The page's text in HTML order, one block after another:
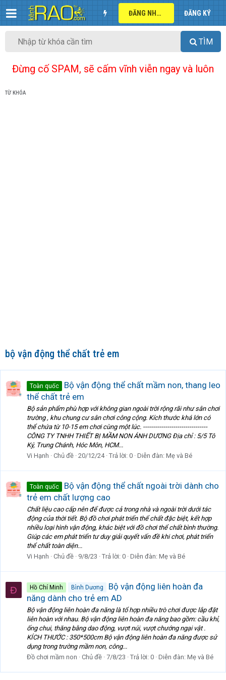
ĐĂNG NHẬP ĐĂNG KÝ
TÌM
Đừng cố SPAM, sẽ cấm vĩnh viễn ngay và luôn
TỪ KHÓA
bộ vận động thể chất trẻ em
Toàn quốc
Bộ vận động thể chất mầm non, thang leo
thể chất trẻ em
Bộ sản phẩm phù hợp với không gian ngoài trời rộng rãi như sân chơi
trường , khu chung cư sân chơi công cộng. Kích thước khá lớn có
thể chứa từ 10-15 em chơi cùng một lúc. --------------------------------
CÔNG TY TNHH THIẾT BỊ MẦM NON ÁNH DƯƠNG Địa chỉ : 5/5 Tô
Ký, Trung Chánh, Hóc Môn, HCM...
Vi Hạnh
Chủ đề 20/12/24 Trả lời: 0 Diễn đàn: Mẹ và Bé
Toàn quốc
Bộ vận động thể chất ngoài trời dành cho
trẻ em chất lượng cao
Chất liệu cao cấp nên để được cả trong nhà và ngoài trời dưới tác
động của thời tiết. Bộ đồ chơi phát triển thể chất đặc biệt, kết hợp
nhiều loại hình vận động, khác biệt với đồ chơi thể chất bình thường.
Giúp các em phát triển tư duy giải quyết vấn đề khi chơi, phát triển
thể chất toàn diện...
Vi Hạnh
Chủ đề 9/8/23 Trả lời: 0 Diễn đàn: Mẹ và Bé
Đ Hồ Chí Minh Bình Dương
Bộ vận động liên hoàn đa
năng dành cho trẻ em AD
Bộ vận động liên hoàn đa năng là tổ hợp nhiều trò chơi được lắp đặt
liên hoàn với nhau. Bộ vận động liên hoàn đa năng bao gồm: cầu khỉ,
ống chui, thăng bằng dao động, vượt núi, vượt chướng ngại vật .
KÍCH THƯỚC : 350*500cm Bộ vận động liên hoàn đa năng được sử
dụng trong trường mầm non, công...
Đồ chơi mầm non
Chủ đề 7/8/23 Trả lời: 0 Diễn đàn: Mẹ và Bé